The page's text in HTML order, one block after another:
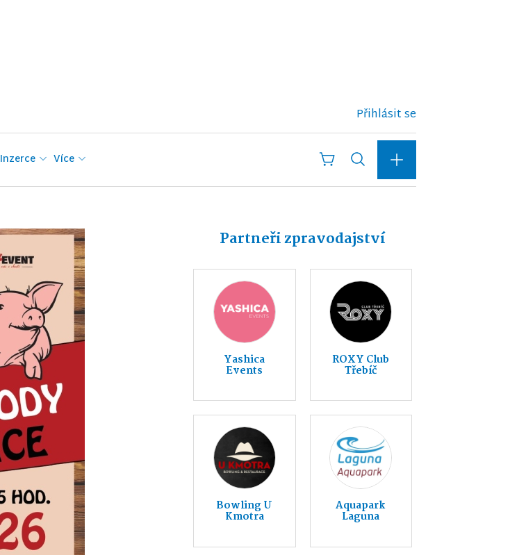
Přihlásit se
Inzerce Více
Partneři zpravodajství
Yashica
Events
ROXY Club
Třebíč
Bowling U
Kmotra
Aquapark
Laguna